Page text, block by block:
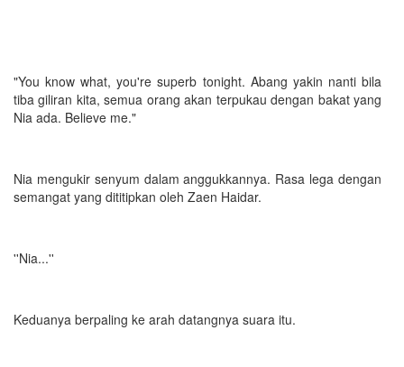
"You know what, you're superb tonight. Abang yakin nanti bila
tiba giliran kita, semua orang akan terpukau dengan bakat yang
Nia ada. Believe me."
Nia mengukir senyum dalam anggukkannya. Rasa lega dengan
semangat yang dititipkan oleh Zaen Haidar.
''Nia...''
Keduanya berpaling ke arah datangnya suara itu.